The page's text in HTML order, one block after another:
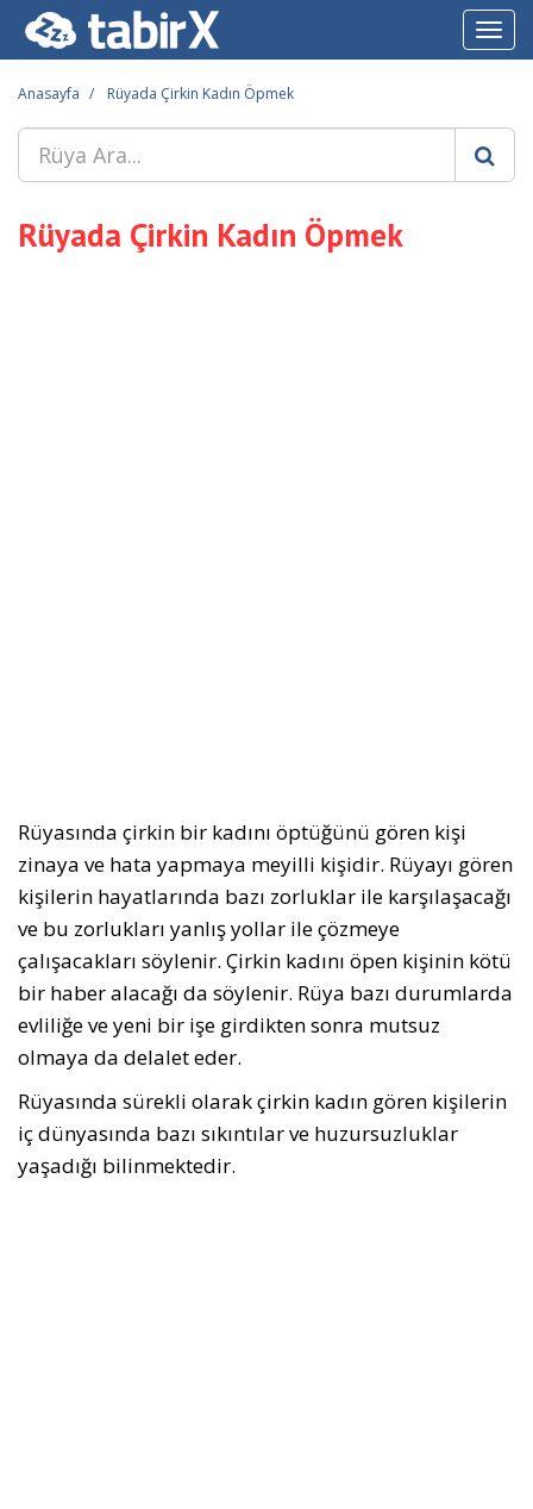
Anasayfa Rüyada Çirkin Kadın Öpmek
Rüyada Çirkin Kadın Öpmek
Rüyasında çirkin bir kadını öptüğünü gören kişi
zinaya ve hata yapmaya meyilli kişidir. Rüyayı gören
kişilerin hayatlarında bazı zorluklar ile karşılaşacağı
ve bu zorlukları yanlış yollar ile çözmeye
çalışacakları söylenir. Çirkin kadını öpen kişinin kötü
bir haber alacağı da söylenir. Rüya bazı durumlarda
evliliğe ve yeni bir işe girdikten sonra mutsuz
olmaya da delalet eder.
Rüyasında sürekli olarak çirkin kadın gören kişilerin
iç dünyasında bazı sıkıntılar ve huzursuzluklar
yaşadığı bilinmektedir.